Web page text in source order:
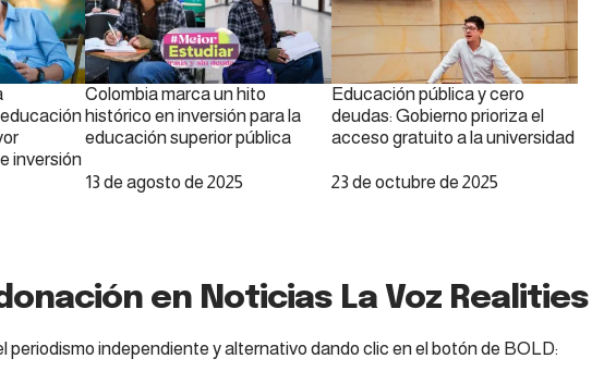
inversión
Colombia marca un hito
histórico en inversión para la
educación superior pública
Fecha
13 de agosto de 2025
Educación pública y cero
deudas: Gobierno prioriza el
acceso gratuito a la universidad
Fecha
23 de octubre de 2025
en Noticias La Voz Realities
periodismo independiente y alternativo dando clic en el botón de BOLD: